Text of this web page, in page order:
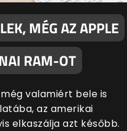
MÉG AZ APPLE
RAM-OT
még valamiért bele is
az amerikai
elkaszálja azt később.